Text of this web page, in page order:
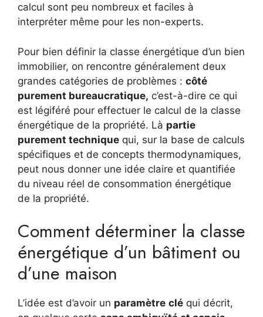
calcul sont peu nombreux et faciles à
interpréter même pour les non-experts.
Pour bien définir la classe énergétique d’un bien
immobilier, on rencontre généralement deux
grandes catégories de problèmes : côté
purement bureaucratique, c’est-à-dire ce qui
est légiféré pour effectuer le calcul de la classe
énergétique de la propriété. Là partie
purement technique qui, sur la base de calculs
spécifiques et de concepts thermodynamiques,
peut nous donner une idée claire et quantifiée
du niveau réel de consommation énergétique
de la propriété.
Comment déterminer la classe
énergétique d’un bâtiment ou
d’une maison
L’idée est d’avoir un paramètre clé qui décrit,